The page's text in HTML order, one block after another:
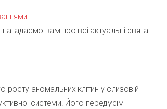
нагадаємо вам про всі актуальні свята
аномальних клітин у слизовій
системи. Його передусім